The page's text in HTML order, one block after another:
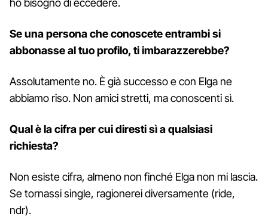
ho bisogno di eccedere.
Se una persona che conoscete entrambi si
abbonasse al tuo profilo, ti imbarazzerebbe?
Assolutamente no. È già successo e con Elga ne
abbiamo riso. Non amici stretti, ma conoscenti sì.
Qual è la cifra per cui diresti sì a qualsiasi
richiesta?
Non esiste cifra, almeno non finché Elga non mi lascia.
Se tornassi single, ragionerei diversamente (ride,
ndr).